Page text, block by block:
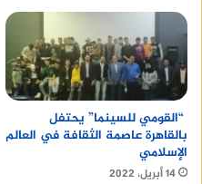
“القومي للسينما” يحتفل
بالقاهرة عاصمة الثقافة في العالم
الإسلامي
14 أبريل، 2022